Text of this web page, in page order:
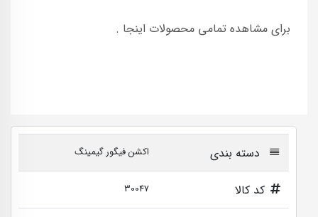
برای مشاهده تمامی محصولات اینجا .
دسته بندی اکشن فیگور گیمینگ
کد کالا 30047